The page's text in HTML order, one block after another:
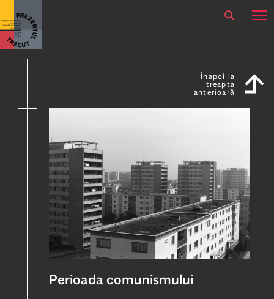
×
Înapoi la
treapta
anterioară
Perioada comunismului